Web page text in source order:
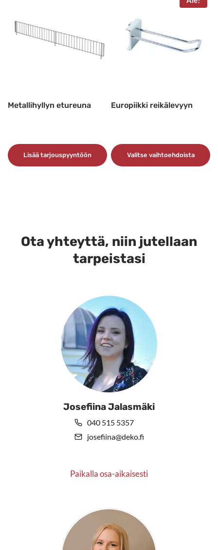
tehdä
valinnat
Metallihyllyn etureuna
Lisää tarjouspyyntöön
Europiikki reikälevyyn
Valitse vaihtoehdoista
Voit
tehdä
valinnat
Ota yhteyttä, niin jutellaan
tarpeistasi
Josefiina Jalasmäki
040 515 5357
josefiina@deko.fi
Paikalla osa-aikaisesti